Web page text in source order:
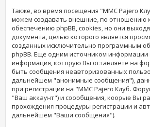
Также, во время посещения "MMC Pajero
можем создавать внешние, по отношению
обеспечению phpBB, cookies, но они
документа, целью которого является
созданных исключительно программным
phpBB. Еще одним источником
информация, которую Вы оставляете на
быть сообщения неавторизованных
дальнейшем "анонимные сообщения"),
при регистрации на "MMC Pajero Клуб.
"Ваш аккаунт") и соообщения, коорые Вы
прохождения процедуры регистрации и
дальнейшем "Ваши сообщения").